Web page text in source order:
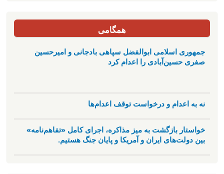
همگامی
جمهوری اسلامی ابوالفضل سپاهی بادجانی و امیرحسین
صفری حسین‌آبادی را اعدام کرد
نه به اعدام و درخواست توقف اعدام‌ها
خواستار بازگشت به میز مذاکره، اجرای کامل «تفاهم‌نامه»
بین دولت‌های ایران و آمریکا و پایان جنگ هستیم.